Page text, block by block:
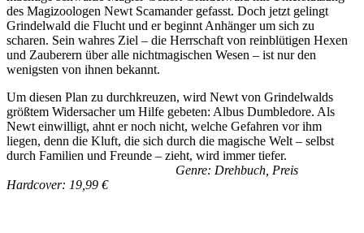
des Magizoologen Newt Scamander gefasst. Doch jetzt gelingt
Grindelwald die Flucht und er beginnt Anhänger um sich zu
scharen. Sein wahres Ziel – die Herrschaft von reinblütigen Hexen
und Zauberern über alle nichtmagischen Wesen – ist nur den
wenigsten von ihnen bekannt.
Um diesen Plan zu durchkreuzen, wird Newt von Grindelwalds
größtem Widersacher um Hilfe gebeten: Albus Dumbledore. Als
Newt einwilligt, ahnt er noch nicht, welche Gefahren vor ihm
liegen, denn die Kluft, die sich durch die magische Welt – selbst
durch Familien und Freunde – zieht, wird immer tiefer.
Genre: Drehbuch, Preis
Hardcover: 19,99 €